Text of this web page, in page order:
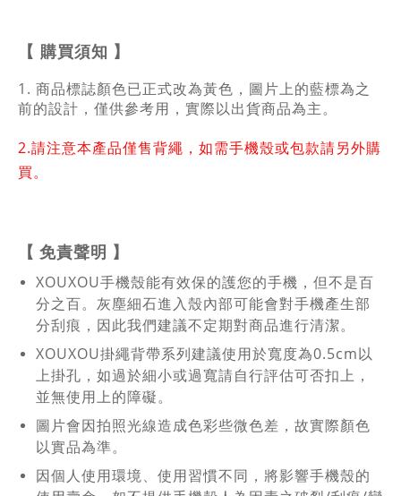
【 購買須知 】
1. 商品標誌顏色已正式改為黃色，圖片上的藍標為之
前的設計，僅供參考用，實際以出貨商品為主。
2.請注意本產品僅售背繩，如需手機殼或包款請另外購
買。
【 免責聲明 】
XOUXOU手機殼能有效保的護您的手機，但不是百
分之百。灰塵細石進入殼內部可能會對手機產生部
分刮痕，因此我們建議不定期對商品進行清潔。
XOUXOU掛繩背帶系列建議使用於寬度為0.5cm以
上掛孔，如過於細小或過寬請自行評估可否扣上，
並無使用上的障礙。
圖片會因拍照光線造成色彩些微色差，故實際顏色
以實品為準。
因個人使用環境、使用習慣不同，將影響手機殼的